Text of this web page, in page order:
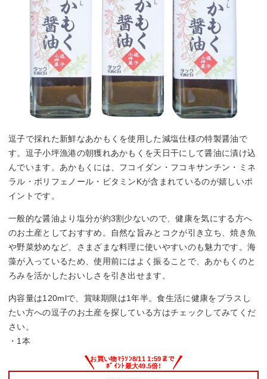
逗子で採れた新鮮なあかもくを使用した減塩仕様の特製醤油で
す。逗子小坪漁港の朝獲れあかもくを天日干にして醤油に漬け込
んでいます。あかもくには、フコイダン・フコキサンチン・ミネ
ラル・ポリフェノール・ビタミンKが含まれているのが嬉しいポ
イントです。
一般的な醤油より塩分が約3割少ないので、健康を気にする方へ
のお土産としておすすめ。自然な旨みとコクが引き立ち、焼き魚
や野菜炒めなど、さまざまな料理に使いやすいのも魅力です。海
藻が入っているため、使用前にはよく振ることで、あかもくのと
ろみを活かしたおいしさを引き出せます。
内容量は120mlで、賞味期限は1年半。食生活に健康をプラスし
たい方への逗子のお土産を探している方はチェックしてみてくだ
さい。
・1本